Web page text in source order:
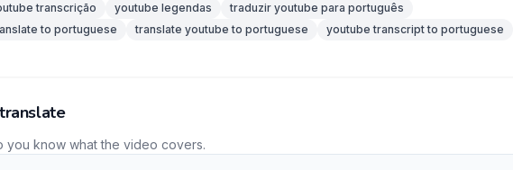
transcrição youtube legendas
traduzir youtube para português
to portuguese translate youtube to portuguese
youtube transcript to portuguese
you know what the video covers.